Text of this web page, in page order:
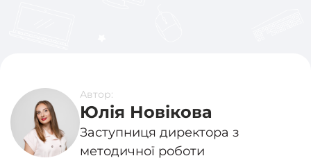
Автор:
Юлія Новікова
Заступниця директора з
методичної роботи